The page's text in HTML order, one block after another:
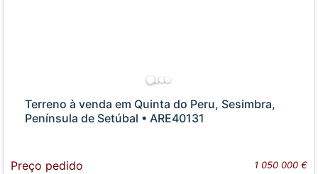
Terreno à venda em Quinta do Peru, Sesimbra,
Península de Setúbal • ARE40131
Preço pedido 1 050 000 €